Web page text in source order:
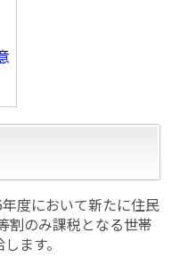
度において新たに住民
割のみ課税となる世帯
ます。